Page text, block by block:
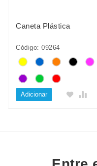
Caneta Plástica
Código: 09264
Adicionar